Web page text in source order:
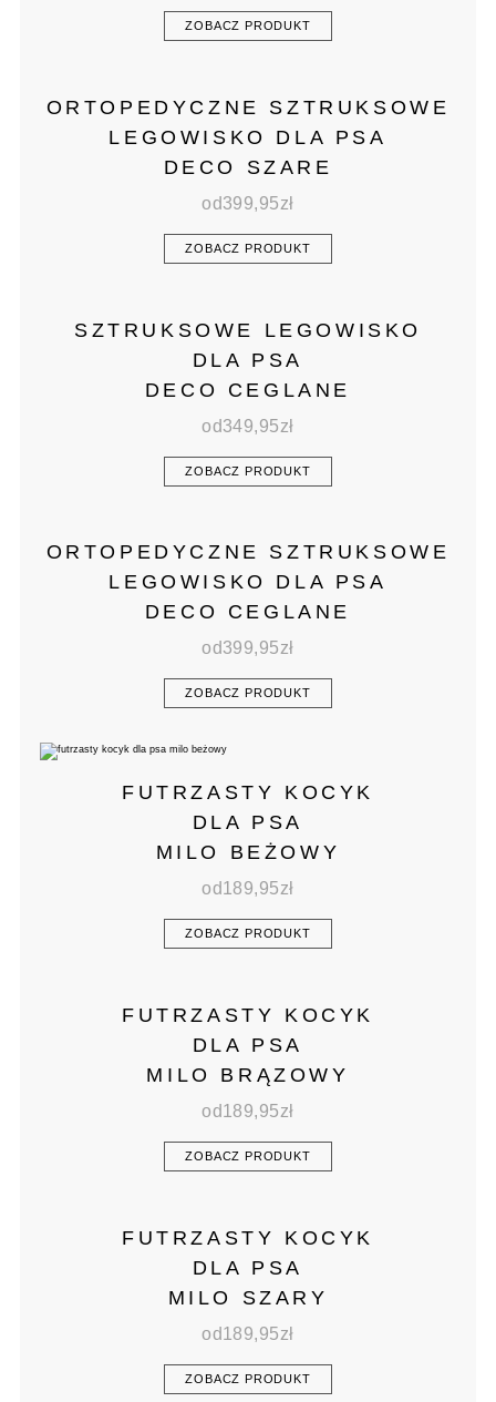
ZOBACZ PRODUKT
ORTOPEDYCZNE SZTRUKSOWE
LEGOWISKO DLA PSA
DECO SZARE
od399,95zł
ZOBACZ PRODUKT
SZTRUKSOWE LEGOWISKO
DLA PSA
DECO CEGLANE
od349,95zł
ZOBACZ PRODUKT
ORTOPEDYCZNE SZTRUKSOWE
LEGOWISKO DLA PSA
DECO CEGLANE
od399,95zł
ZOBACZ PRODUKT
FUTRZASTY KOCYK
DLA PSA
MILO BEŻOWY
od189,95zł
ZOBACZ PRODUKT
FUTRZASTY KOCYK
DLA PSA
MILO BRĄZOWY
od189,95zł
ZOBACZ PRODUKT
FUTRZASTY KOCYK
DLA PSA
MILO SZARY
od189,95zł
ZOBACZ PRODUKT